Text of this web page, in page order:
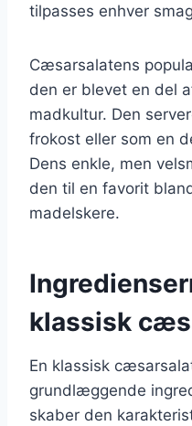
tilpasses enhver
Cæsarsalatens
den er blevet en del
madkultur. Den
frokost eller som en
Dens enkle, men
den til en favorit
madelskere.
klassisk
En klassisk
grundlæggende
skaber den